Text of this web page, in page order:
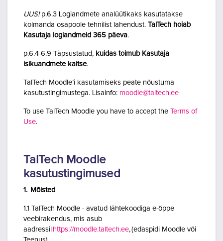
UUS!p.6.3 Logiandmete analüütikaks kasutatakse
kolmanda osapoole tehnilist lahendust. TalTech hoiab
Kasutaja logiandmeid 365 päeva.
p.6.4-6.9 Täpsustatud, kuidas toimub Kasutaja
isikuandmete kaitse.
TalTech Moodle’i kasutamiseks peate nõustuma
kasutustingimustega. Lisainfo: moodle@taltech.ee
To use TalTech Moodle you have to accept the Terms of
Use.
TalTech Moodle
kasutustingimused
1. Mõisted
1.1 TalTech Moodle - avatud lähtekoodiga e-õppe
veebirakendus, mis asub
aadressil https://moodle.taltech.ee, (edaspidi Moodle või